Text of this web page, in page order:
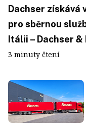
Dachser získává
pro sběrnou
Itálii – Dachser
3 minuty čtení